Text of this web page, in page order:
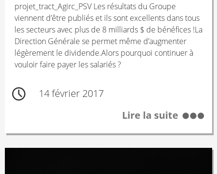
projet_tract_Agirc_PSV Les résultats du Groupe
viennent d’être publiés et ils sont excellents dans tous
les secteurs avec plus de 8 milliards $ de bénéfices !La
Direction Générale se permet même d’augmenter
légèrement le dividende.Alors pourquoi continuer à
vouloir faire payer les salariés ?
14 février 2017
Lire la suite